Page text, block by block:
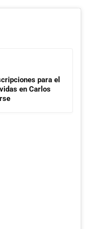
para el
en Carlos